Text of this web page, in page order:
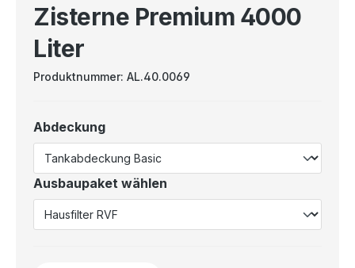
Zisterne Premium 4000
Liter
Produktnummer:AL.40.0069
Abdeckung
Ausbaupaket wählen